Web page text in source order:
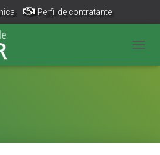
Perfil de contratante
de denuncias